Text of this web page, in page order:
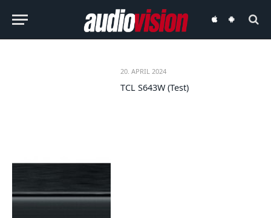
audiovisionaudiovision
20. APRIL 2024
TCL S643W (Test)